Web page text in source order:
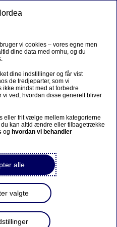
inte på svenska.
os
Kredit
2021
vi cookies – vores egne men
dine data med omhu, og du
dine indstillinger og får vist
de tredjeparter, som vi
mindst med at forbedre
vi ved, hvordan disse generelt bliver
eller frit vælge mellem kategorierne
du kan altid ændre eller tilbagetrække
og hvordan vi behandler
alle
valgte